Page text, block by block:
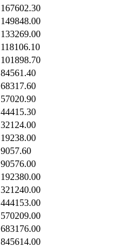
167602.30
149848.00
133269.00
118106.10
101898.70
84561.40
68317.60
57020.90
44415.30
32124.00
19238.00
9057.60
90576.00
192380.00
321240.00
444153.00
570209.00
683176.00
845614.00